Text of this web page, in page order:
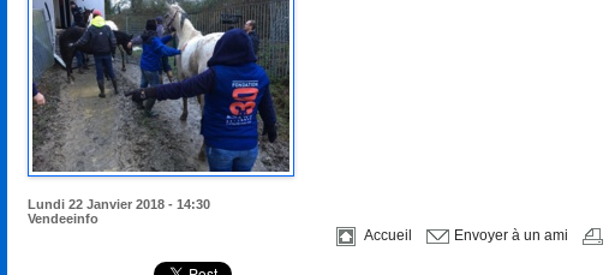
Lundi 22 Janvier 2018 - 14:30
Vendeeinfo
Accueil Envoyer à un ami